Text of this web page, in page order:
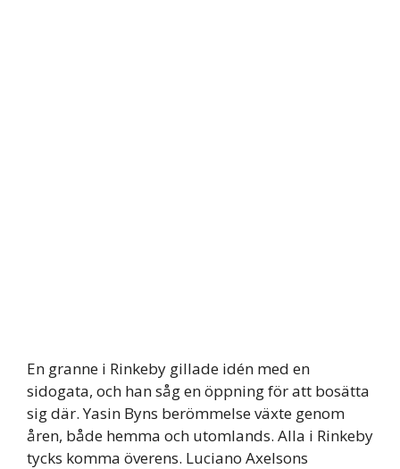
En granne i Rinkeby gillade idén med en
sidogata, och han såg en öppning för att bosätta
sig där. Yasin Byns berömmelse växte genom
åren, både hemma och utomlands. Alla i Rinkeby
tycks komma överens. Luciano Axelsons